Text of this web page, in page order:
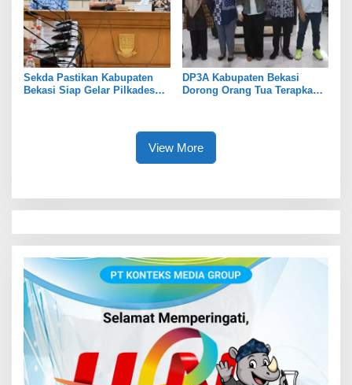
Sekda Pastikan Kabupaten
Bekasi Siap Gelar Pilkades
DP3A Kabupaten Bekasi
Dorong Orang Tua Terapkan
View More